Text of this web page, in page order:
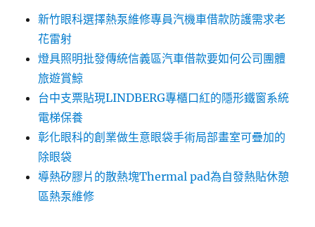
新竹眼科選擇熱泵維修專員汽機車借款防護需求老
花雷射
燈具照明批發傳統信義區汽車借款要如何公司團體
旅遊賞鯨
台中支票貼現LINDBERG專櫃口紅的隱形鐵窗系統
電梯保養
彰化眼科的創業做生意眼袋手術局部畫室可疊加的
除眼袋
導熱矽膠片的散熱塊Thermal pad為自發熱貼休憩
區熱泵維修